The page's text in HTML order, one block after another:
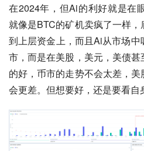
在2024年，但Ai的利好就是在
就像是BTC的矿机卖疯了一样
到上层资金上，而且Ai从市场
市，而是在美股，美元，美债
的好，币市的走势不会太差，
会更差。但想要好，还是要看自